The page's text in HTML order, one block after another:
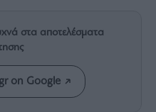
στα αποτελέσματα
on Google